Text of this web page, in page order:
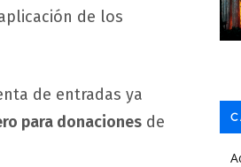
de los
de entradas ya
para donaciones de